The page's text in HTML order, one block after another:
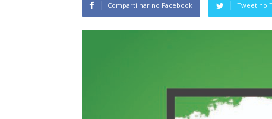
Compartilhar no Facebook Tweet no